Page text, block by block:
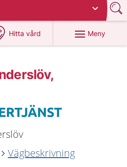
Hitta vård
på 1177.se
Meny
Vägbeskrivning